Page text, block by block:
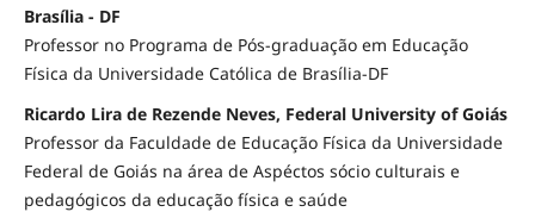
Brasília - DF
Professor no Programa de Pós-graduação em Educação
Física da Universidade Católica de Brasília-DF
Ricardo Lira de Rezende Neves, Federal University of Goiás
Professor da Faculdade de Educação Física da Universidade
Federal de Goiás na área de Aspéctos sócio culturais e
pedagógicos da educação física e saúde